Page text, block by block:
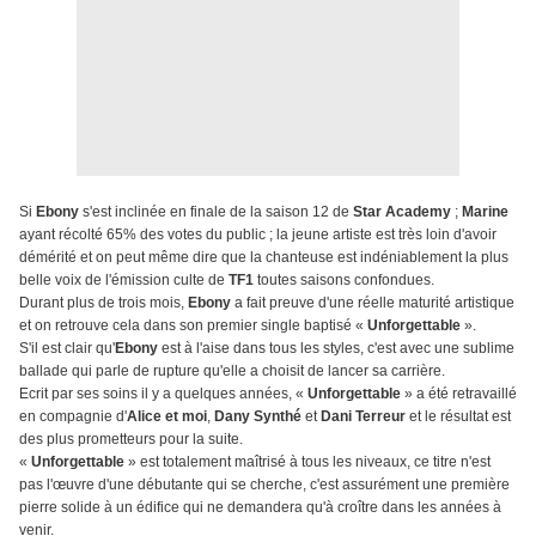
Si Ebony s'est inclinée en finale de la saison 12 de Star Academy ; Marine
ayant récolté 65% des votes du public ; la jeune artiste est très loin d'avoir
démérité et on peut même dire que la chanteuse est indéniablement la plus
belle voix de l'émission culte de TF1 toutes saisons confondues.
Durant plus de trois mois, Ebony a fait preuve d'une réelle maturité artistique
et on retrouve cela dans son premier single baptisé « Unforgettable ».
S'il est clair qu'Ebony est à l'aise dans tous les styles, c'est avec une sublime
ballade qui parle de rupture qu'elle a choisit de lancer sa carrière.
Ecrit par ses soins il y a quelques années, « Unforgettable » a été retravaillé
en compagnie d'Alice et moi, Dany Synthé et Dani Terreur et le résultat est
des plus prometteurs pour la suite.
« Unforgettable » est totalement maîtrisé à tous les niveaux, ce titre n'est
pas l'œuvre d'une débutante qui se cherche, c'est assurément une première
pierre solide à un édifice qui ne demandera qu'à croître dans les années à
venir.